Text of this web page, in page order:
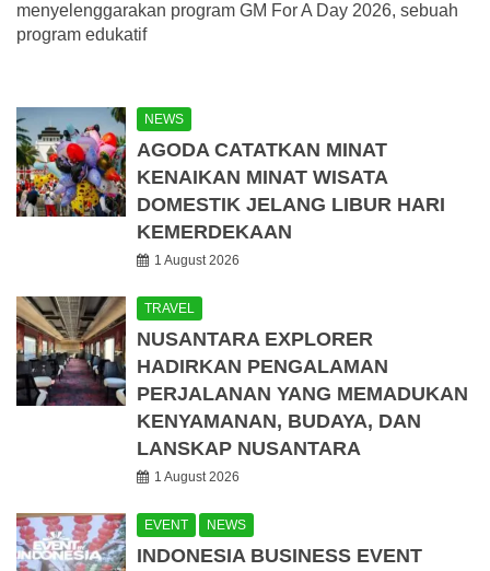
menyelenggarakan program GM For A Day 2026, sebuah
program edukatif
NEWS
AGODA CATATKAN MINAT
KENAIKAN MINAT WISATA
DOMESTIK JELANG LIBUR HARI
KEMERDEKAAN
1 August 2026
TRAVEL
NUSANTARA EXPLORER
HADIRKAN PENGALAMAN
PERJALANAN YANG MEMADUKAN
KENYAMANAN, BUDAYA, DAN
LANSKAP NUSANTARA
1 August 2026
EVENT NEWS
INDONESIA BUSINESS EVENT